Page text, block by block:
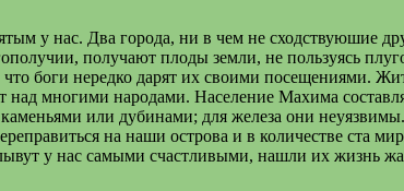
у нас. Два города, ни в чем не сходствуюшие
получают плоды земли, не пользуясь
что боги нередко дарят их своими посещениями.
многими народами. Население Махима
или дубинами; для железа они
на наши острова и в количестве ста
у нас самыми счастливыми, нашли их жизнь